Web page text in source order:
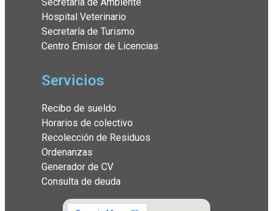
Secretaría de Ambiente
Hospital Veterinario
Secretaría de Turismo
Centro Emisor de Licencias
Servicios
Recibo de sueldo
Horarios de colectivo
Recolección de Residuos
Ordenanzas
Generador de CV
Consulta de deuda